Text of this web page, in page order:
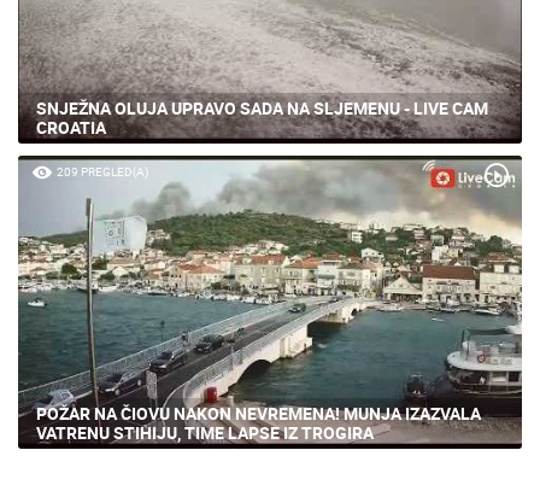
SNJEŽNA OLUJA UPRAVO SADA NA SLJEMENU - LIVE CAM
CROATIA
209 PREGLED(A)
POŽAR NA ČIOVU NAKON NEVREMENA! MUNJA IZAZVALA
VATRENU STIHIJU, TIME LAPSE IZ TROGIRA